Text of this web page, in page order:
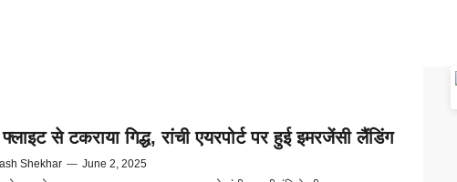
फ्लाइट से टकराया गिद्ध, रांची एयरपोर्ट पर हुई इमरजेंसी लैंडिंग
Shekhar — June 2, 2025